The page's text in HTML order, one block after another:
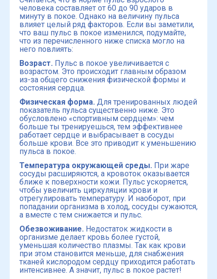
человека составляет от 60 до 90 ударов в
минуту в покое. Однако на величину пульса
влияет целый ряд факторов. Если вы заметили,
что ваш пульс в покое изменился, подумайте,
что из перечисленного ниже списка могло на
него повлиять:
Возраст. Пульс в покое увеличивается с
возрастом. Это происходит главным образом
из-за общего снижения физической формы и
состояния сердца.
Физическая форма. Для тренированных людей
показатель пульса существенно ниже. Это
обусловлено «спортивным сердцем»: чем
больше ты тренируешься, тем эффективнее
работает сердце и выбрасывает в сосуды
больше крови. Все это приводит к уменьшению
пульса в покое.
Температура окружающей среды. При жаре
сосуды расширяются, а кровоток оказывается
ближе к поверхности кожи. Пульс ускоряется,
чтобы увеличить циркуляции крови и
отрегулировать температуру. И наоборот, при
попадании организма в холод, сосуды сужаются,
а вместе с тем снижается и пульс.
Обезвоживание. Недостаток жидкости в
организме делает кровь более густой,
уменьшая количество плазмы. Так как крови
при этом становится меньше, для снабжения
тканей кислородом сердцу приходится работать
интенсивнее. А значит, пульс в покое растет!